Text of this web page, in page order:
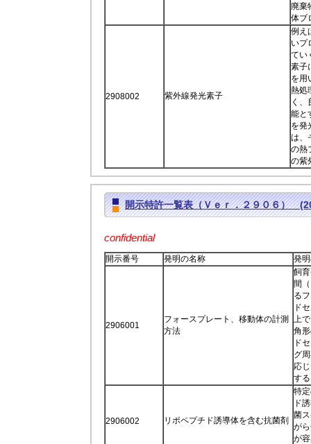
廃棄
体ブ
2908002 紫外線発光素子
例え
いプ
てい
素子
を用
熱処
く
能と
を発
は、
の熱
の紫
開示特許一覧表（Ｖｅｒ．２９０６）
confidential
開示番号 発明の名称 発
2906001
フォースプレート、移動体の計測
方法
飼
間
る
ド
上
角
ド
グ
応
す
2906002 リポペプチド誘導体を含む抗菌剤
特
ド
菌
が
が